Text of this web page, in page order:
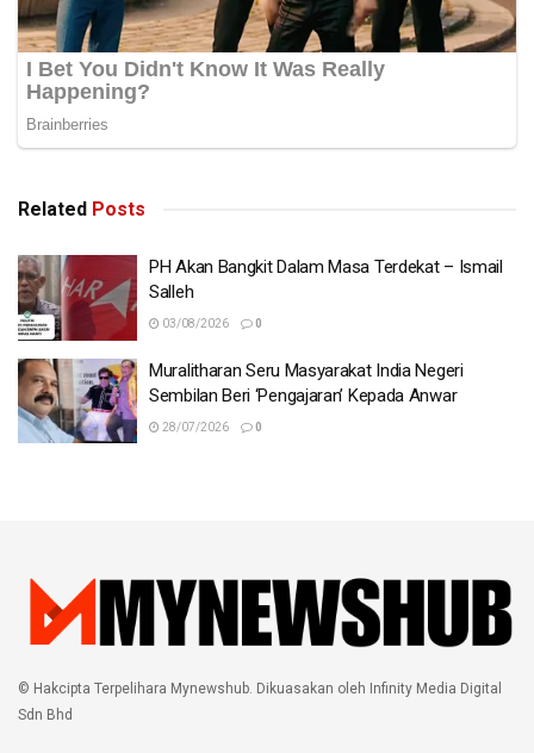
Related Posts
PH Akan Bangkit Dalam Masa Terdekat – Ismail
Salleh
03/08/2026 0
Muralitharan Seru Masyarakat India Negeri
Sembilan Beri ‘Pengajaran’ Kepada Anwar
28/07/2026 0
© Hakcipta Terpelihara Mynewshub. Dikuasakan oleh Infinity Media Digital
Sdn Bhd